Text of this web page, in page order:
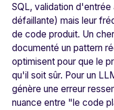
SQL, validation
défaillante) mais leur
de code produit. Un
documenté un pattern
optimisent pour que le
qu'il soit sûr. Pour un
génère une erreur
nuance entre "le code